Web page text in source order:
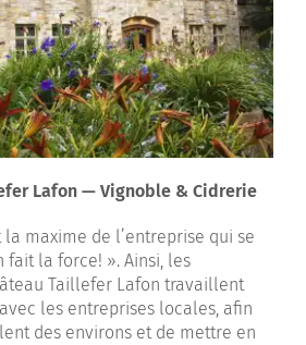
Lafon — Vignoble & Cidrerie
la maxime de l’entreprise qui se
fait la force! ». Ainsi, les
Taillefer Lafon travaillent
les entreprises locales, afin
des environs et de mettre en